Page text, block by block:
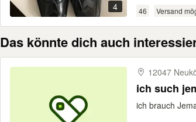
4 46 Versand
Das könnte dich auch
12047
ich such
ich brauch